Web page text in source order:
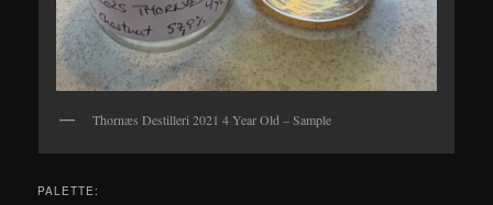
Thornæs Destilleri 2021 4 Year Old – Sample
PALETTE: